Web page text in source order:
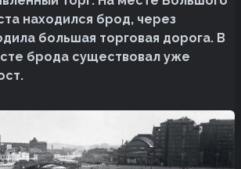
находился брод, через
большая торговая дорога. В
брода существовал уже